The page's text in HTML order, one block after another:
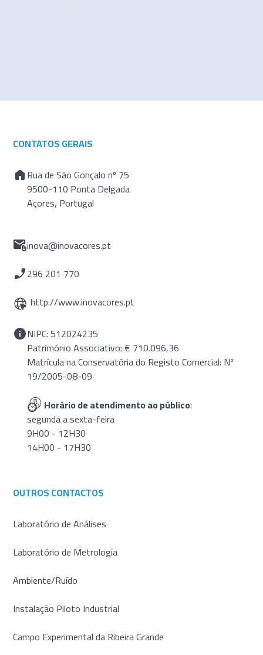
CONTATOS GERAIS
Rua de São Gonçalo nº 75
9500-110 Ponta Delgada
Açores, Portugal
inova@inovacores.pt
296 201 770
http://www.inovacores.pt
NIPC: 512024235
Património Associativo: € 710.096,36
Matrícula na Conservatória do Registo Comercial: Nº
19/2005-08-09
Horário de atendimento ao público:
segunda a sexta-feira
9H00 - 12H30
14H00 - 17H30
OUTROS CONTACTOS
Laboratório de Análises
Laboratório de Metrologia
Ambiente/Ruído
Instalação Piloto Industrial
Campo Experimental da Ribeira Grande